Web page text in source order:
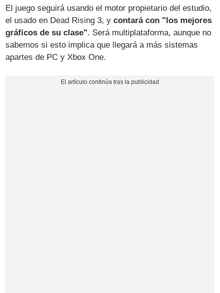
El juego seguirá usando el motor propietario del estudio,
el usado en Dead Rising 3, y contará con "los mejores
gráficos de su clase". Será multiplataforma, aunque no
sabemos si esto implica que llegará a más sistemas
apartes de PC y Xbox One.